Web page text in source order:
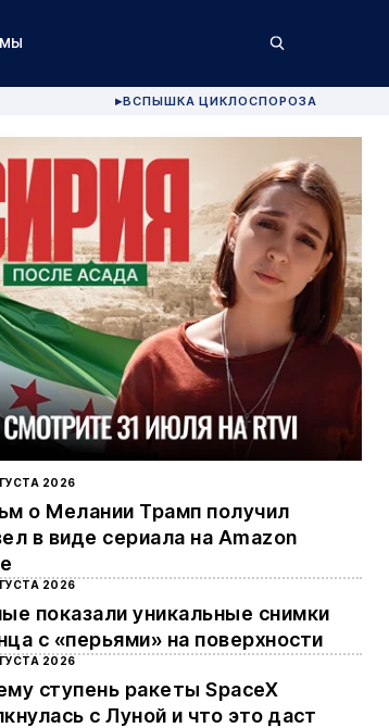
▶ВСПЫШКА ЦИКЛОСПОРОЗА
2026
о Мелании Трамп получил
в виде сериала на Amazon
2026
показали уникальные снимки
с «перьями» на поверхности
2026
ступень ракеты SpaceX
с Луной и что это даст